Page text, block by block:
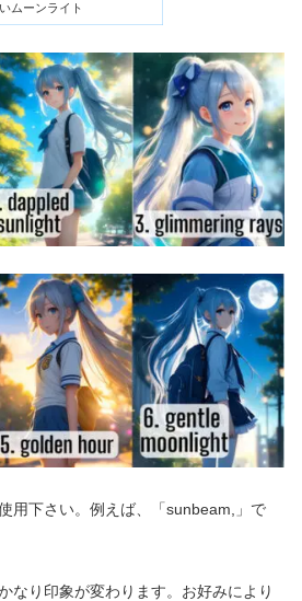
ムーンライト
用下さい。例えば、「sunbeam,」で
なり印象が変わります。お好みにより